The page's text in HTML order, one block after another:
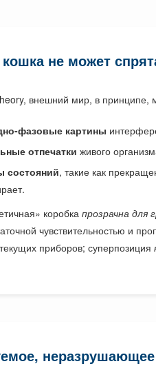
не может
внешний мир, в принципе,
фазовые картины
отпечатки живого
состояний, такие как
коробка прозрачна для
чувствительностью и
приборов; суперпозиция